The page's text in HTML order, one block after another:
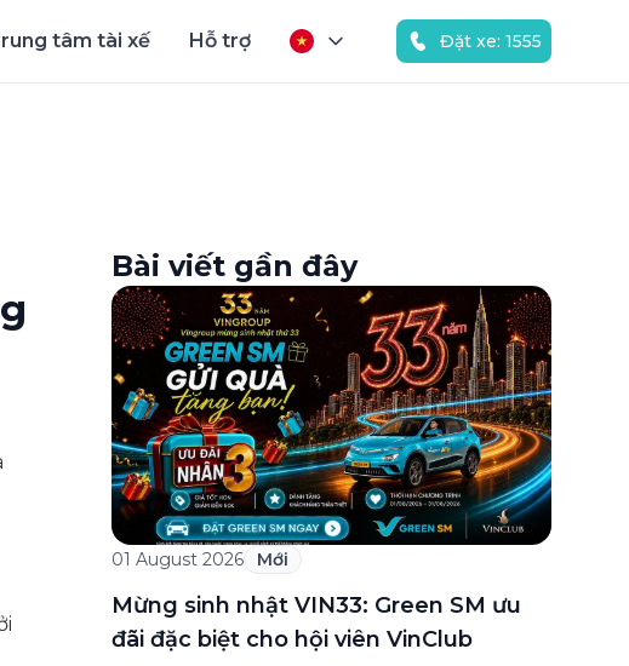
tâm tài xế Hỗ trợ Đặt xe: 1555
Bài viết gần đây
01 August 2026 Mới
Mừng sinh nhật VIN33: Green SM ưu
đãi đặc biệt cho hội viên VinClub